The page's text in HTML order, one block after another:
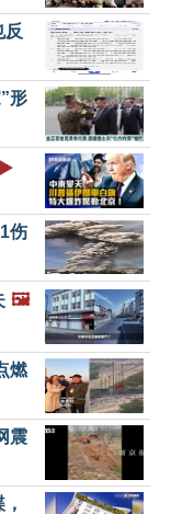
反
形
伤
🖼️
燃
震